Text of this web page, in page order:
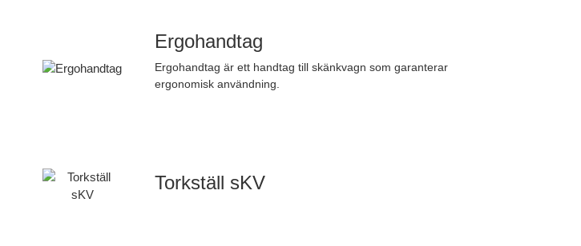
Ergohandtag
Ergohandtag är ett handtag till skänkvagn som garanterar
ergonomisk användning.
Torkställ sKV